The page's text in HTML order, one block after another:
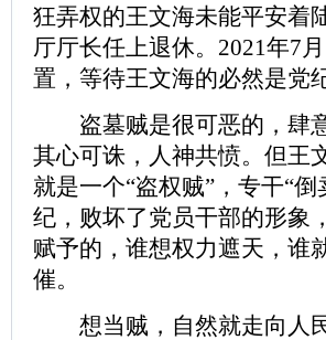
狂弄权的王文海未能平安着
厅厅长任上退休。2021年7
置，等待王文海的必然是党
盗墓贼是很可恶的，肆意
其心可诛，人神共愤。但王
就是一个“盗权贼”，专干“
纪，败坏了党员干部的形象
赋予的，谁想权力遮天，谁
催。
想当贼，自然就走向人